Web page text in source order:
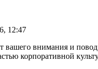
12:47
вашего внимания и
корпоративной